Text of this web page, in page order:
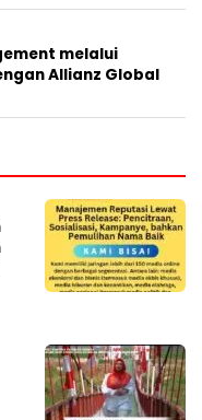
melalui
Allianz Global